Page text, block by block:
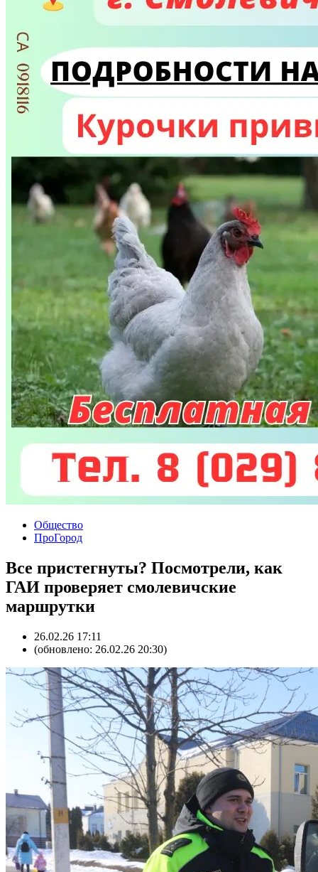
Общество
ПроГород
Все пристегнуты? Посмотрели, как
ГАИ проверяет смолевичские
маршрутки
26.02.26 17:11
(обновлено: 26.02.26 20:30)